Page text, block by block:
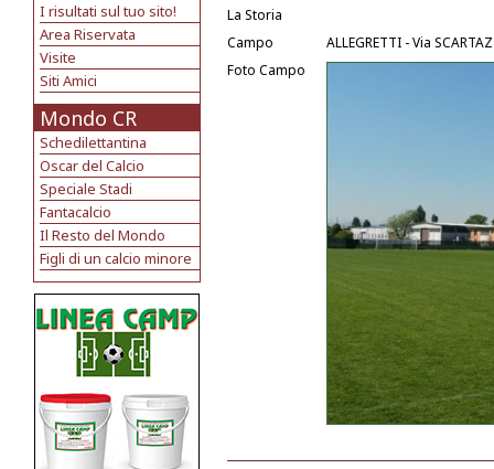
I risultati sul tuo sito!
Area Riservata
Visite
Siti Amici
Mondo CR
Schedilettantina
Oscar del Calcio
Speciale Stadi
Fantacalcio
Il Resto del Mondo
Figli di un calcio minore
La Storia
Campo
ALLEGRETTI - Via
Foto Campo